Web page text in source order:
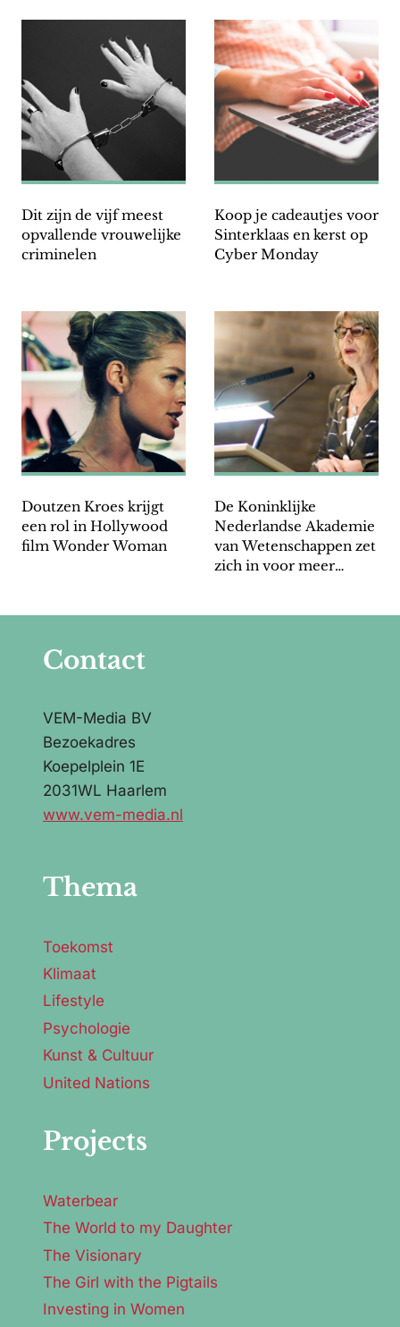
Dit zijn de vijf meest
opvallende vrouwelijke
criminelen
Koop je cadeautjes voor
Sinterklaas en kerst op
Cyber Monday
Doutzen Kroes krijgt
een rol in Hollywood
film Wonder Woman
De Koninklijke
Nederlandse Akademie
van Wetenschappen zet
zich in voor meer
Contact
VEM-Media BV
Bezoekadres
Koepelplein 1E
2031WL Haarlem
www.vem-media.nl
Thema
Toekomst
Klimaat
Lifestyle
Psychologie
Kunst & Cultuur
United Nations
Projects
Waterbear
The World to my Daughter
The Visionary
The Girl with the Pigtails
Investing in Women